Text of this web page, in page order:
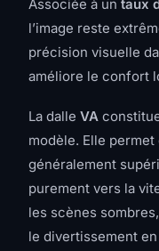
Associée à un taux
l’image reste
précision visuelle
améliore le confort
La dalle VA
modèle. Elle
généralement
purement vers la
les scènes
le divertissement